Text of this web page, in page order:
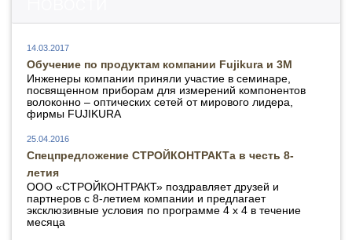
14.03.2017
Обучение по продуктам компании Fujikura и 3М
Инженеры компании приняли участие в семинаре,
посвященном приборам для измерений компонентов
волоконно – оптических сетей от мирового лидера,
фирмы FUJIKURA
25.04.2016
Спецпредложение СТРОЙКОНТРАКТа в честь 8-
летия
ООО «СТРОЙКОНТРАКТ» поздравляет друзей и
партнеров с 8-летием компании и предлагает
эксклюзивные условия по программе 4 х 4 в течение
месяца